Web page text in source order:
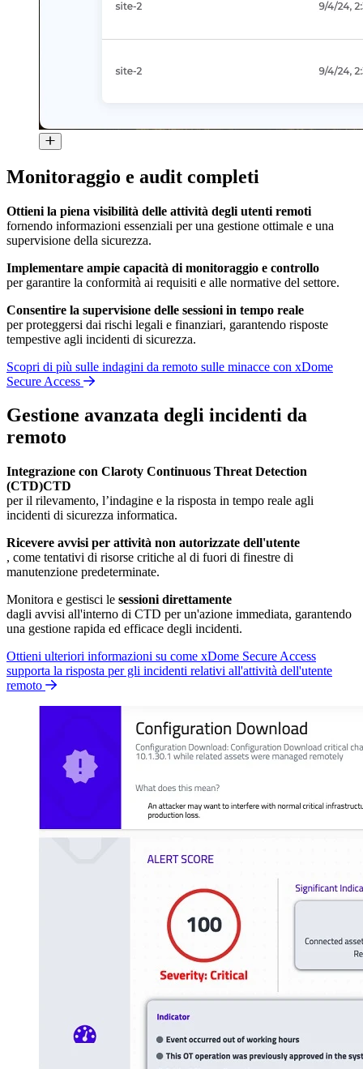
Monitoraggio e audit completi
Ottieni la piena visibilità delle attività degli utenti remoti
fornendo informazioni essenziali per una gestione ottimale e una
supervisione della sicurezza.
Implementare ampie capacità di monitoraggio e controllo
per garantire la conformità ai requisiti e alle normative del settore.
Consentire la supervisione delle sessioni in tempo reale
per proteggersi dai rischi legali e finanziari, garantendo risposte
tempestive agli incidenti di sicurezza.
Scopri di più sulle indagini da remoto sulle minacce con xDome
Secure Access
Gestione avanzata degli incidenti da
remoto
Integrazione con Claroty Continuous Threat Detection
(CTD)CTD
per il rilevamento, l’indagine e la risposta in tempo reale agli
incidenti di sicurezza informatica.
Ricevere avvisi per attività non autorizzate dell'utente
, come tentativi di risorse critiche al di fuori di finestre di
manutenzione predeterminate.
Monitora e gestisci le sessioni direttamente
dagli avvisi all'interno di CTD per un'azione immediata, garantendo
una gestione rapida ed efficace degli incidenti.
Ottieni ulteriori informazioni su come xDome Secure Access
supporta la risposta per gli incidenti relativi all'attività dell'utente
remoto